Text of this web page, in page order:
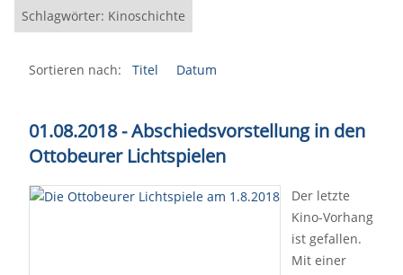
Schlagwörter: Kinoschichte
Sortieren nach: Titel Datum
01.08.2018 - Abschiedsvorstellung in den
Ottobeurer Lichtspielen
Der letzte
Kino-Vorhang
ist gefallen.
Mit einer